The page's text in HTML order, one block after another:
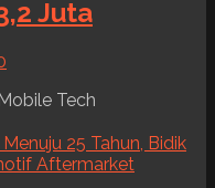
Juta
Tech